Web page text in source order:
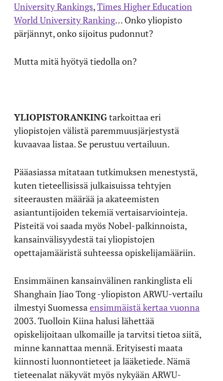
University Rankings,Times Higher Education
World University Ranking… Onko yliopisto
pärjännyt, onko sijoitus pudonnut?
Mutta mitä hyötyä tiedolla on?
YLIOPISTORANKINGtarkoittaa eri
yliopistojen välistä paremmuusjärjestystä
kuvaavaa listaa. Se perustuu vertailuun.
Pääasiassa mitataan tutkimuksen menestystä,
kuten tieteellisissä julkaisuissa tehtyjen
siteerausten määrää ja akateemisten
asiantuntijoiden tekemiä vertaisarviointeja.
Pisteitä voi saada myös Nobel-palkinnoista,
kansainvälisyydestä tai yliopistojen
opettajamääristä suhteessa opiskelijamääriin.
Ensimmäinen kansainvälinen rankinglista eli
Shanghain Jiao Tong -yliopiston ARWU-vertailu
ilmestyi Suomessaensimmäistä kertaa vuonna
2003. Tuolloin Kiina halusi lähettää
opiskelijoitaan ulkomaille ja tarvitsi tietoa siitä,
minne kannattaa mennä. Erityisesti maata
kiinnosti luonnontieteet ja lääketiede. Nämä
tieteenalat näkyvät myös nykyään ARWU-